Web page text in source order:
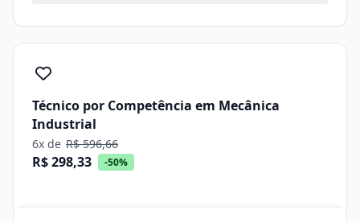
Técnico por Competência em Mecânica
Industrial
6x de R$ 596,66
R$ 298,33 -50%